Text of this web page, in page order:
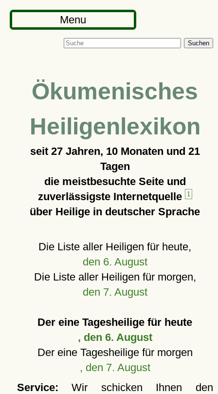
Menu
Suchen
Ökumenisches
Heiligenlexikon
seit 27 Jahren, 10 Monaten und 21
Tagen
die meistbesuchte Seite und
zuverlässigste Internetquelle
1
über Heilige in deutscher Sprache
Die Liste aller Heiligen für heute,
den 6. August
Die Liste aller Heiligen für morgen,
den 7. August
Der eine Tagesheilige für heute
, den 6. August
Der eine Tagesheilige für morgen
, den 7. August
Service: Wir schicken Ihnen den